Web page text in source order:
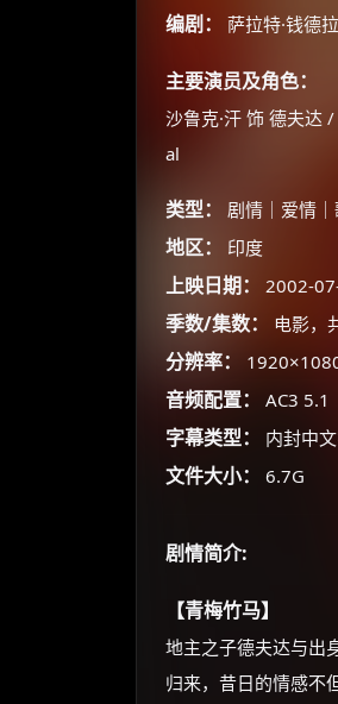
编剧： 萨拉特·钱德
主要演员及角色：
沙鲁克·汗 饰 德夫达
al
类型： 剧情｜爱情
地区： 印度
上映日期： 2002-
季数/集数： 电影，
分辨率：
音频配置： AC3 5.1
字幕类型： 内封中
文件大小： 6.7G
剧情简介:
【青梅竹马】
地主之子德夫达与出
归来，昔日的情感不